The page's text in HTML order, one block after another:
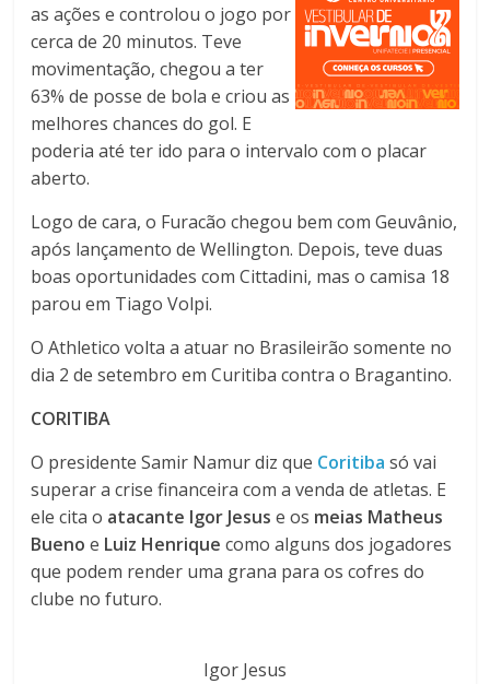
as ações e controlou o jogo por
cerca de 20 minutos. Teve
movimentação, chegou a ter
63% de posse de bola e criou as
melhores chances do gol. E
poderia até ter ido para o intervalo com o placar
aberto.
Logo de cara, o Furacão chegou bem com Geuvânio,
após lançamento de Wellington. Depois, teve duas
boas oportunidades com Cittadini, mas o camisa 18
parou em Tiago Volpi.
O Athletico volta a atuar no Brasileirão somente no
dia 2 de setembro em Curitiba contra o Bragantino.
CORITIBA
O presidente Samir Namur diz que Coritiba só vai
superar a crise financeira com a venda de atletas. E
ele cita o atacante Igor Jesus e os meias Matheus
Buenoe Luiz Henrique como alguns dos jogadores
que podem render uma grana para os cofres do
clube no futuro.
Igor Jesus